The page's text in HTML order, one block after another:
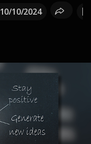
10/10/2024